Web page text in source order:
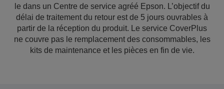
le dans un Centre de service agréé Epson. L’objectif du
délai de traitement du retour est de 5 jours ouvrables à
partir de la réception du produit. Le service CoverPlus
ne couvre pas le remplacement des consommables, les
kits de maintenance et les pièces en fin de vie.